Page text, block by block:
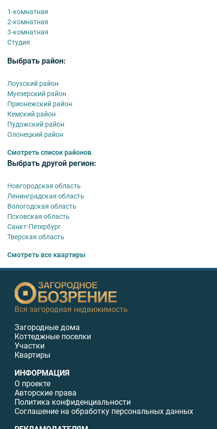
1-комнатная
2-комнатная
3-комнатная
Студия
Выбрать район:
Лоухский район
Муезерский район
Прионежский район
Кемский район
Пудожский район
Олонецкий район
Смотреть список районов
Выбрать другой регион:
Новгородская область
Ленинградская область
Вологодская область
Псковская область
Санкт-Петербург
Тверская область
Смотреть все квартиры
Вся загородная недвижимость
Загородные дома
Коттеджные поселки
Участки
Квартиры
ИНФОРМАЦИЯ
О проекте
Авторские права
Политика конфиденциальности
Соглашение на обработку персональных данных